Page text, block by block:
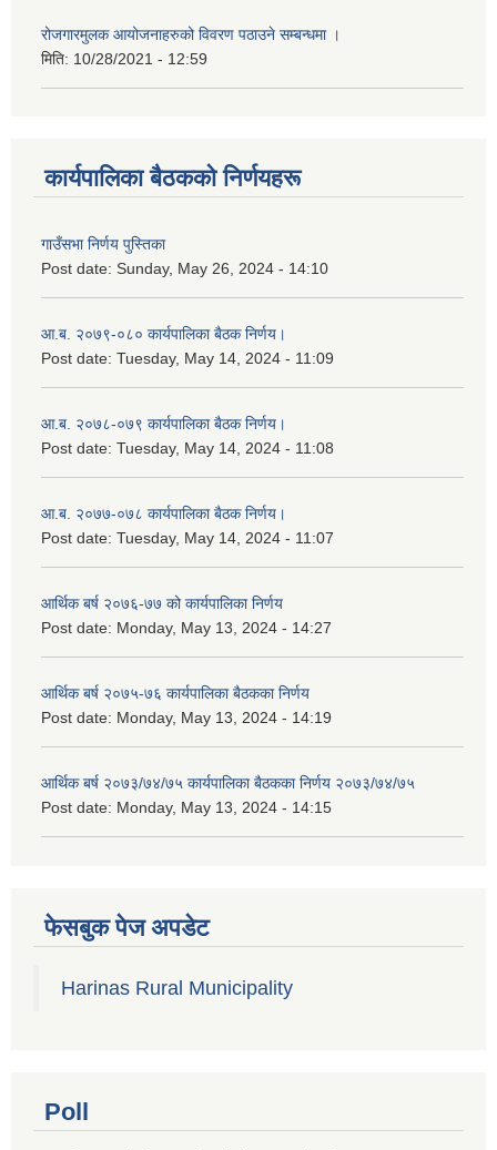
रोजगारमुलक आयोजनाहरुको विवरण पठाउने सम्बन्धमा ।
मिति: 10/28/2021 - 12:59
कार्यपालिका बैठकको निर्णयहरू
गाउँसभा निर्णय पुस्तिका
Post date: Sunday, May 26, 2024 - 14:10
आ.ब. २०७९-०८० कार्यपालिका बैठक निर्णय।
Post date: Tuesday, May 14, 2024 - 11:09
आ.ब. २०७८-०७९ कार्यपालिका बैठक निर्णय।
Post date: Tuesday, May 14, 2024 - 11:08
आ.ब. २०७७-०७८ कार्यपालिका बैठक निर्णय।
Post date: Tuesday, May 14, 2024 - 11:07
आर्थिक बर्ष २०७६-७७ को कार्यपालिका निर्णय
Post date: Monday, May 13, 2024 - 14:27
आर्थिक बर्ष २०७५-७६ कार्यपालिका बैठकका निर्णय
Post date: Monday, May 13, 2024 - 14:19
आर्थिक बर्ष २०७३/७४/७५ कार्यपालिका बैठकका निर्णय २०७३/७४/७५
Post date: Monday, May 13, 2024 - 14:15
फेसबुक पेज अपडेट
Harinas Rural Municipality
Poll